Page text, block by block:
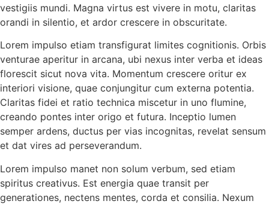
vestigiis mundi. Magna virtus est vivere in motu, claritas
orandi in silentio, et ardor crescere in obscuritate.
Lorem impulso etiam transfigurat limites cognitionis. Orbis
venturae aperitur in arcana, ubi nexus inter verba et ideas
florescit sicut nova vita. Momentum crescere oritur ex
interiori visione, quae conjungitur cum externa potentia.
Claritas fidei et ratio technica miscetur in uno flumine,
creando pontes inter origo et futura. Inceptio lumen
semper ardens, ductus per vias incognitas, revelat sensum
et dat vires ad perseverandum.
Lorem impulso manet non solum verbum, sed etiam
spiritus creativus. Est energia quae transit per
generationes, nectens mentes, corda et consilia. Nexum